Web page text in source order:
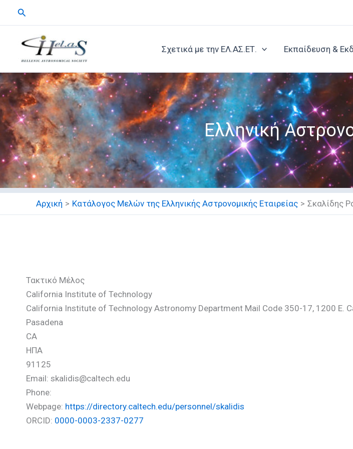
Μετάβαση
περιεχόμενο
Αναζήτηση
Σχετικά με την ΕΛ.ΑΣ.ΕΤ. Εκπαίδευση &
Ελληνική
Αρχική Κατάλογος Μελών της Ελληνικής Αστρονομικής Εταιρείας Σκαλίδης
Τακτικό Μέλος
California Institute of Technology
California Institute of Technology Astronomy Department Mail Code 350-17, 1200 E.
Pasadena
CA
ΗΠΑ
91125
Email: skalidis@caltech.edu
Phone:
Webpage: https://directory.caltech.edu/personnel/skalidis
ORCID: 0000-0003-2337-0277